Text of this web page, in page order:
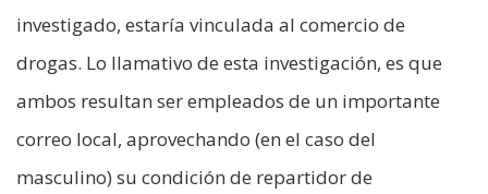
investigado, estaría vinculada al comercio de
drogas. Lo llamativo de esta investigación, es que
ambos resultan ser empleados de un importante
correo local, aprovechando (en el caso del
masculino) su condición de repartidor de